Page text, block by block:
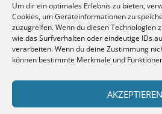
Um dir ein optimales Erlebnis zu bieten,
Cookies, um Geräteinformationen zu
zuzugreifen. Wenn du diesen Technologien
wie das Surfverhalten oder eindeutige IDs
verarbeiten. Wenn du deine Zustimmung
können bestimmte Merkmale und
AKZEPTIEREN
Website
-Bild neben meinen